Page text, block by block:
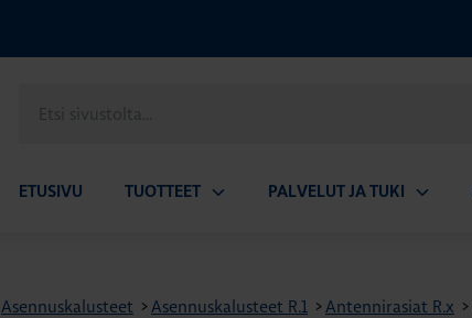
sivustolta
ETUSIVU TUOTTEET PALVELUT JA TUKI
Asennuskalusteet >Asennuskalusteet R.1 >Antennirasiat R.x >